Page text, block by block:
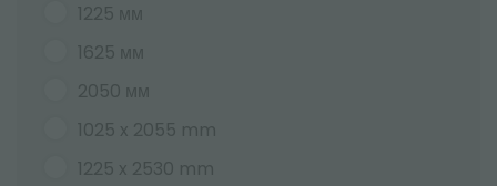
1225 мм
1625 мм
2050 мм
1025 x 2055 mm
1225 x 2530 mm